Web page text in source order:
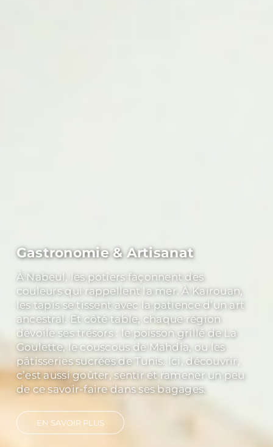
Culture & History
Explorer Carthage, c’est toucher du regard
les vestiges d’un empire qui a marqué la
Méditerranée. Découvrir Dougga, classée
au patrimoine mondial de l’UNESCO, c’est
marcher dans un théâtre antique où le
silence a encore la force des ovations. Et à
Kairouan, capitale spirituelle, les minarets
racontent mille ans de foi et de traditions.